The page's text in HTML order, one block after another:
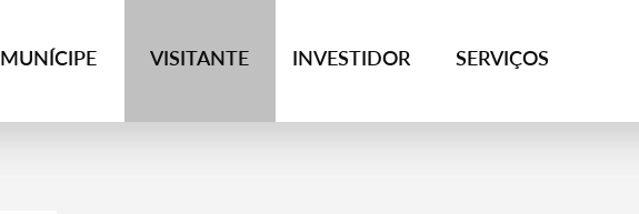
MUNÍCIPE VISITANTE INVESTIDOR SERVIÇOS